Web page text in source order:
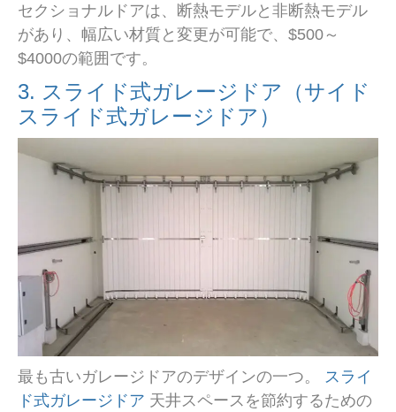
セクショナルドアは、断熱モデルと非断熱モデル
があり、幅広い材質と変更が可能で、$500～
$4000の範囲です。
3. スライド式ガレージドア（サイド
スライド式ガレージドア）
最も古いガレージドアのデザインの一つ。 スライ
ド式ガレージドア 天井スペースを節約するための